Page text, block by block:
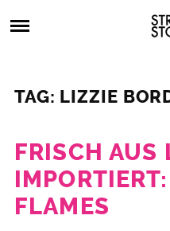
to
Stories
Comics,
TAG: LIZZIE
FRISCH AUS
FLAMES